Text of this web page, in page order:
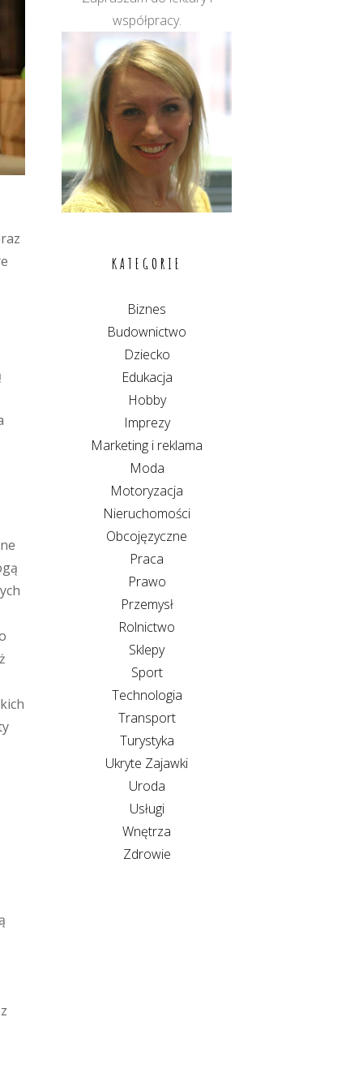
współpracy.
KATEGORIE
Biznes
Budownictwo
Dziecko
Edukacja
Hobby
Imprezy
Marketing i reklama
Moda
Motoryzacja
Nieruchomości
Obcojęzyczne
Praca
Prawo
Przemysł
Rolnictwo
Sklepy
Sport
Technologia
Transport
Turystyka
Ukryte Zajawki
Uroda
Usługi
Wnętrza
Zdrowie